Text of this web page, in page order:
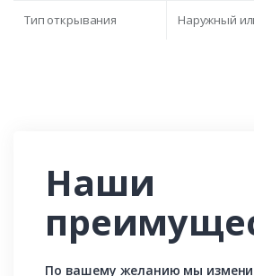
Тип открывания Наружный
Наши
По вашему желанию мы